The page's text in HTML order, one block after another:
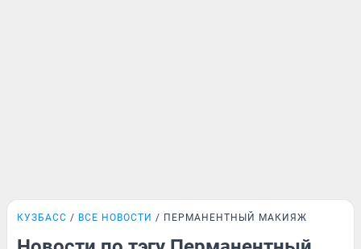
КУЗБАСС ВСЕ НОВОСТИ ПЕРМАНЕНТНЫЙ МАКИЯЖ